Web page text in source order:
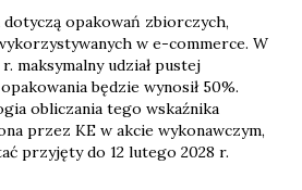
opakowań zbiorczych,
w e-commerce. W
maksymalny udział pustej
będzie wynosił 50%.
obliczania tego wskaźnika
przez KE w akcie wykonawczym,
przyjęty do 12 lutego 2028 r.